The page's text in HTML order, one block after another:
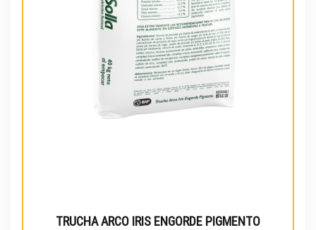
TRUCHA ARCO IRIS ENGORDE PIGMENTO